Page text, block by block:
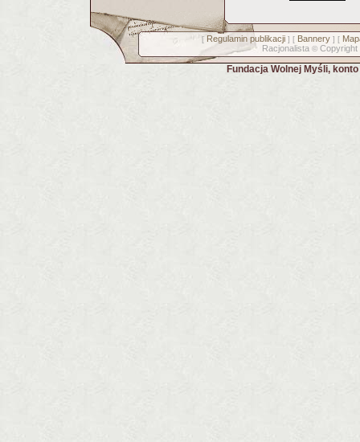
[ Regulamin publikacji] [ Bannery] [
Racjonalista © Copyright
Fundacja Wolnej Myśli,